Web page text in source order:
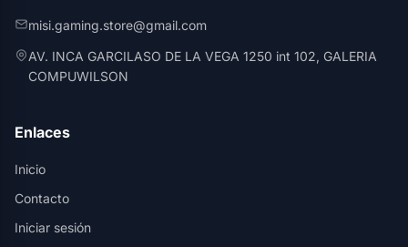
misi.gaming.store@gmail.com
AV. INCA GARCILASO DE LA VEGA 1250 int 102, GALERIA
COMPUWILSON
Enlaces
Inicio
Contacto
Iniciar sesión